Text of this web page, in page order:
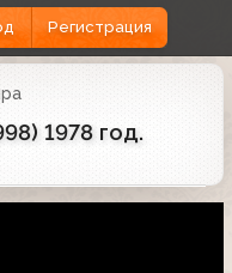
Регистрация
1978 год.